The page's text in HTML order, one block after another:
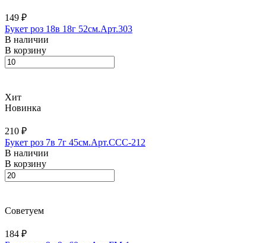
149 ₽
Букет роз 18в 18г 52см.Арт.303
В наличии
В корзину
Хит
Новинка
210 ₽
Букет роз 7в 7г 45см.Арт.CCC-212
В наличии
В корзину
Советуем
184 ₽